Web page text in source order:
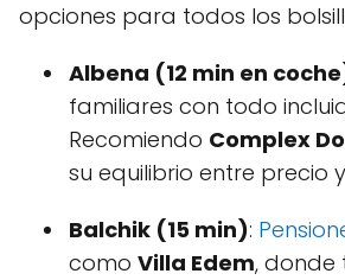
opciones para todos los
Albena (12 min en
familiares con todo
Recomiendo Complex
su equilibrio entre precio
Balchik (15 min):
como Villa Edem, donde